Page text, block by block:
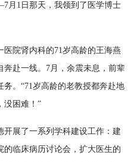
月1日那天，我领到了医学博士
院肾内科的71岁高龄的王海燕
赴一线。7月，余震未息，前辈
。“71岁高龄的老教授都奔赴地
没困难！”
展了一系列学科建设工作：建
的临床病历讨论会，扩大医生的